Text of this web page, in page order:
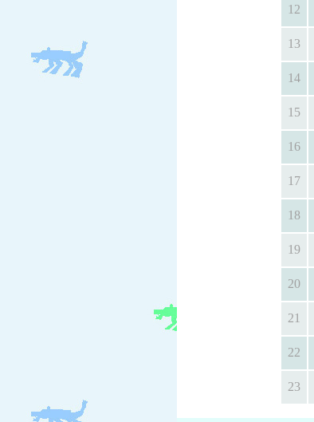
12
13
14
15
16
17
18
19
20
21
22
23